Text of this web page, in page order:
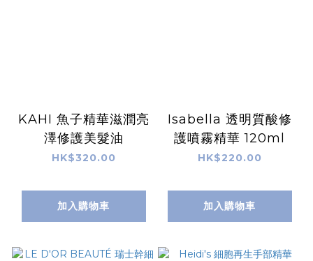
KAHI 魚子精華滋潤亮
澤修護美髮油
HK$320.00
加入購物車
Isabella 透明質酸修
護噴霧精華 120ml
HK$220.00
加入購物車